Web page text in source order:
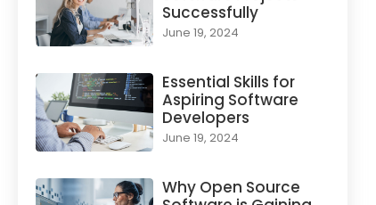
Successfully
June 19, 2024
Essential Skills for
Aspiring Software
Developers
June 19, 2024
Why Open Source